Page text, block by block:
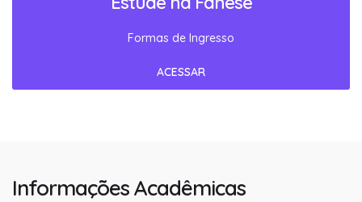
Formas de Ingresso
ACESSAR
Informações Acadêmicas